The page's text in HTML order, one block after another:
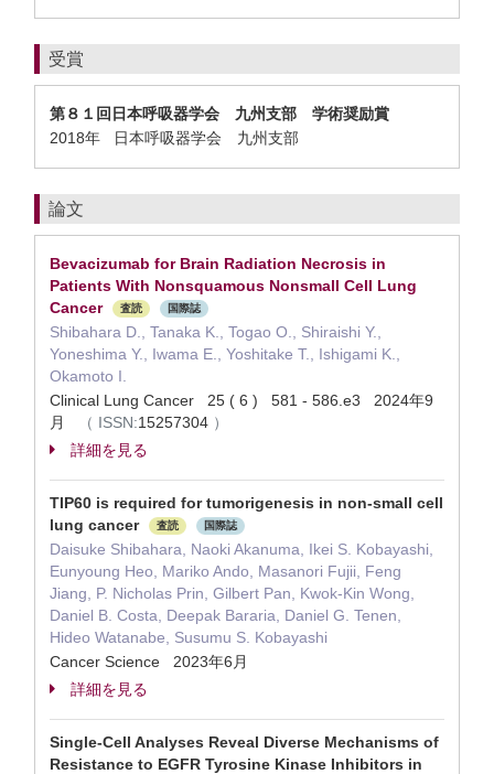
受賞
第８１回日本呼吸器学会 九州支部 学術奨励賞
2018年 日本呼吸器学会 九州支部
論文
Bevacizumab for Brain Radiation Necrosis in
Patients With Nonsquamous Nonsmall Cell Lung
Cancer
査読 国際誌
Shibahara D., Tanaka K., Togao O., Shiraishi Y.,
Yoneshima Y., Iwama E., Yoshitake T., Ishigami K.,
Okamoto I.
Clinical Lung Cancer 25 ( 6 ) 581 - 586.e3 2024年9
月
（ ISSN:15257304 ）
詳細を見る
TIP60 is required for tumorigenesis in non-small cell
lung cancer
査読 国際誌
Daisuke Shibahara, Naoki Akanuma, Ikei S. Kobayashi,
Eunyoung Heo, Mariko Ando, Masanori Fujii, Feng
Jiang, P. Nicholas Prin, Gilbert Pan, Kwok-Kin Wong,
Daniel B. Costa, Deepak Bararia, Daniel G. Tenen,
Hideo Watanabe, Susumu S. Kobayashi
Cancer Science 2023年6月
詳細を見る
Single-Cell Analyses Reveal Diverse Mechanisms of
Resistance to EGFR Tyrosine Kinase Inhibitors in